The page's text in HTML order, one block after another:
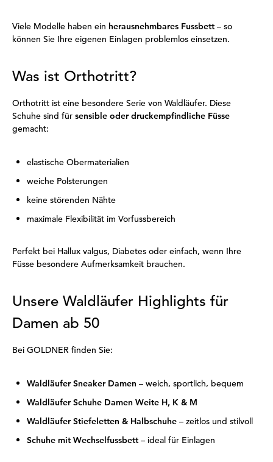
Viele Modelle haben ein herausnehmbares Fussbett – so
können Sie Ihre eigenen Einlagen problemlos einsetzen.
Was ist Orthotritt?
Orthotritt ist eine besondere Serie von Waldläufer. Diese
Schuhe sind für sensible oder druckempfindliche Füsse
gemacht:
elastische Obermaterialien
weiche Polsterungen
keine störenden Nähte
maximale Flexibilität im Vorfussbereich
Perfekt bei Hallux valgus, Diabetes oder einfach, wenn Ihre
Füsse besondere Aufmerksamkeit brauchen.
Unsere Waldläufer Highlights für
Damen ab 50
Bei GOLDNER finden Sie:
Waldläufer Sneaker Damen – weich, sportlich, bequem
Waldläufer Schuhe Damen Weite H, K & M
Waldläufer Stiefeletten & Halbschuhe – zeitlos und stilvoll
Schuhe mit Wechselfussbett – ideal für Einlagen